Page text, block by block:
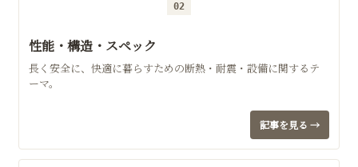
02
性能・構造・スペック
長く安全に、快適に暮らすための断熱・耐震・設備に関するテ
ーマ。
記事を見る →